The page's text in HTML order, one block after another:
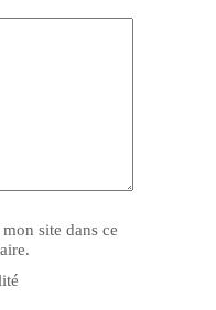
site dans ce